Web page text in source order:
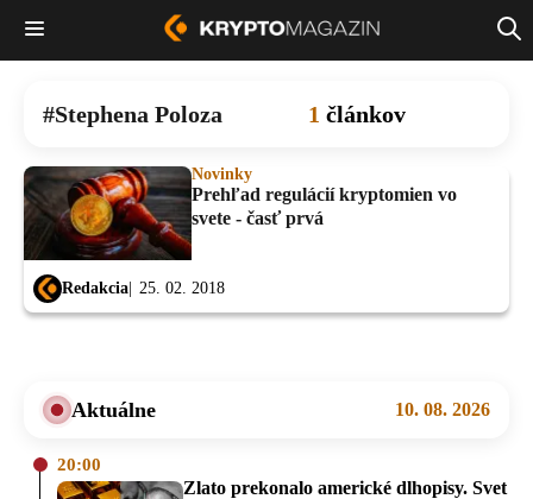
Stephena Poloza 1 článkov
Novinky
Prehľad regulácií kryptomien vo
svete - časť prvá
Redakcia 25. 02. 2018
Aktuálne 10. 08. 2026
20:00
Zlato prekonalo americké dlhopisy. Svet